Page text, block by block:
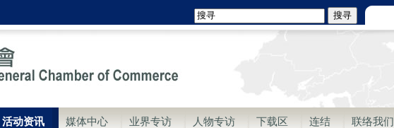
活动资讯 媒体中心 业界专访 人物专访 下载区 连结 联络我们